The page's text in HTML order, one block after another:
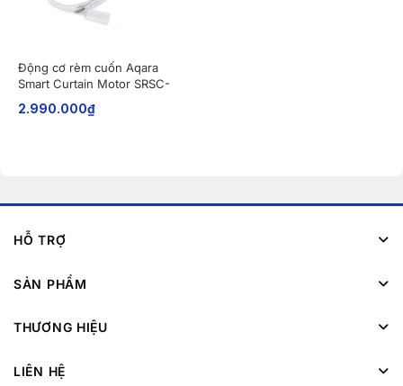
Động cơ rèm cuốn Aqara
Smart Curtain Motor SRSC-
2.990.000₫
HỖ TRỢ
SẢN PHẨM
THƯƠNG HIỆU
LIÊN HỆ